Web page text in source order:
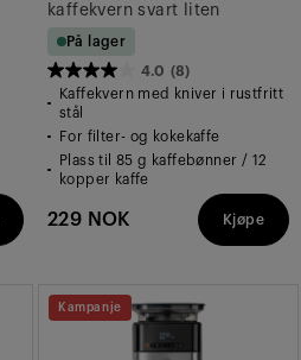
kaffekvern svart liten
På lager
4.0 (8)
4.0
av
5
stjerner.
omtaler
Kaffekvern med kniver i rustfritt
stål
For filter- og kokekaffe
Plass til 85 g kaffebønner / 12
kopper kaffe
229 NOK Kjøpe
Kampanje